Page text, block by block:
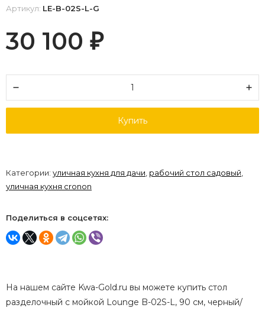
Артикул: LE-B-02S-L-G
30 100 ₽
Купить
Категории: уличная кухня для дачи, рабочий стол садовый,
уличная кухня cronon
Поделиться в соцсетях:
На нашем сайте Kwa-Gold.ru вы можете купить стол
разделочный с мойкой Lounge B-02S-L, 90 см, черный/